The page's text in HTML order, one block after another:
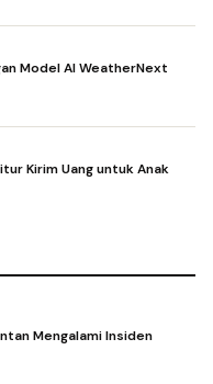
Model AI WeatherNext
Kirim Uang untuk Anak
Mengalami Insiden